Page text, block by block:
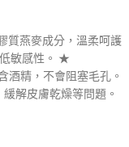
質燕麥成分，溫柔呵護
敏感性。 ★
酒精，不會阻塞毛孔。
解皮膚乾燥等問題。